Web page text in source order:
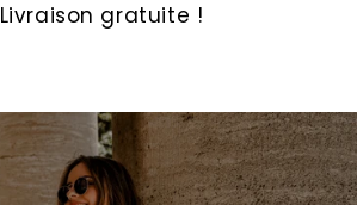
Livraison gratuite !